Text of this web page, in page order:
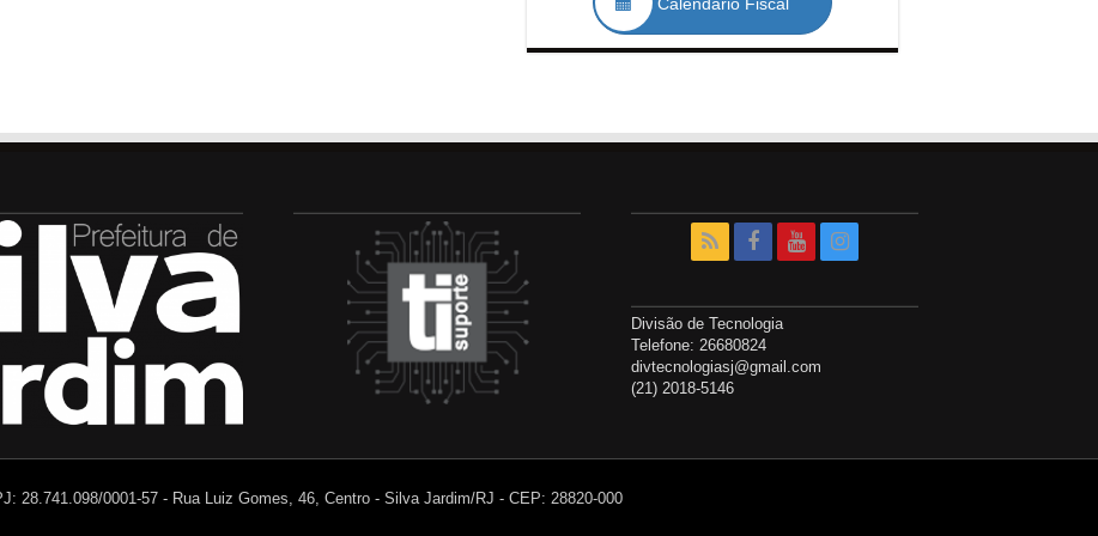
Calendário Fiscal
Divisão de Tecnologia
Telefone: 26680824
divtecnologiasj@gmail.com
(21) 2018-5146
28.741.098/0001-57 - Rua Luiz Gomes, 46, Centro - Silva Jardim/RJ - CEP: 28820-000